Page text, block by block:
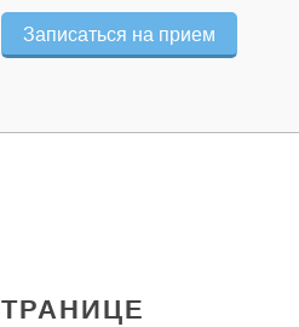
Записаться на прием